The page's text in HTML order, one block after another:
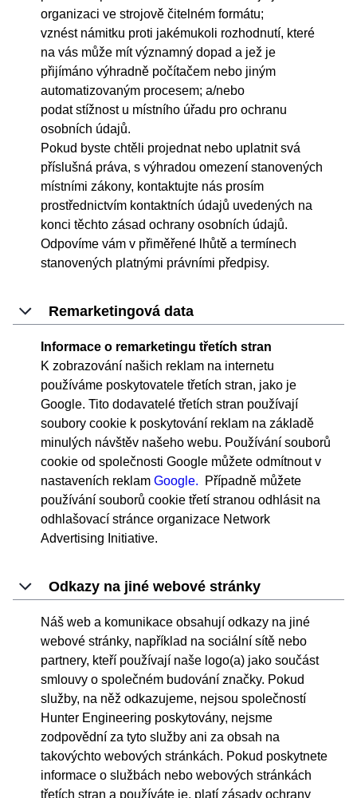
organizaci ve strojově čitelném formátu;
vznést námitku proti jakémukoli rozhodnutí, které
na vás může mít významný dopad a jež je
přijímáno výhradně počítačem nebo jiným
automatizovaným procesem; a/nebo
podat stížnost u místního úřadu pro ochranu
osobních údajů.
Pokud byste chtěli projednat nebo uplatnit svá
příslušná práva, s výhradou omezení stanovených
místními zákony, kontaktujte nás prosím
prostřednictvím kontaktních údajů uvedených na
konci těchto zásad ochrany osobních údajů.
Odpovíme vám v přiměřené lhůtě a termínech
stanovených platnými právními předpisy.
Remarketingová data
Informace o remarketingu třetích stran
K zobrazování našich reklam na internetu
používáme poskytovatele třetích stran, jako je
Google. Tito dodavatelé třetích stran používají
soubory cookie k poskytování reklam na základě
minulých návštěv našeho webu. Používání souborů
cookie od společnosti Google můžete odmítnout v
nastaveních reklamGoogle.
Případně můžete
používání souborů cookie třetí stranou odhlásit na
odhlašovací stránce organizace Network
Advertising Initiative.
Odkazy na jiné webové stránky
Náš web a komunikace obsahují odkazy na jiné
webové stránky, například na sociální sítě nebo
partnery, kteří používají naše logo(a) jako součást
smlouvy o společném budování značky. Pokud
služby, na něž odkazujeme, nejsou společností
Hunter Engineering poskytovány, nejsme
zodpovědní za tyto služby ani za obsah na
takovýchto webových stránkách. Pokud poskytnete
informace o službách nebo webových stránkách
třetích stran a používáte je, platí zásady ochrany